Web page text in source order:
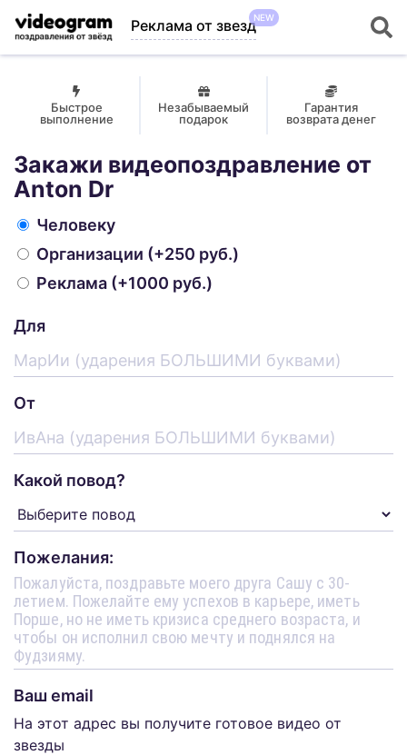
Реклама от звездNEW
Быстрое
выполнение
Незабываемый
подарок
Гарантия
возврата денег
Закажи видеопоздравление от
Anton Dr
Человеку
Организации (+250 руб.)
Реклама (+1000 руб.)
Для
От
Какой повод?
Пожелания:
Ваш email
На этот адрес вы получите готовое видео от
звезды